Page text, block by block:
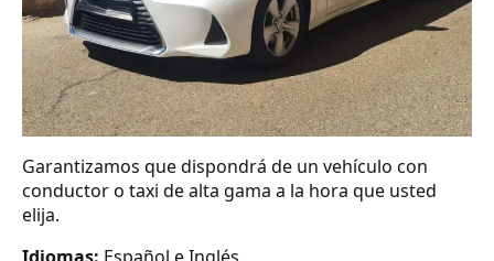
Garantizamos que dispondrá de un vehículo con
conductor o taxi de alta gama a la hora que usted
elija.